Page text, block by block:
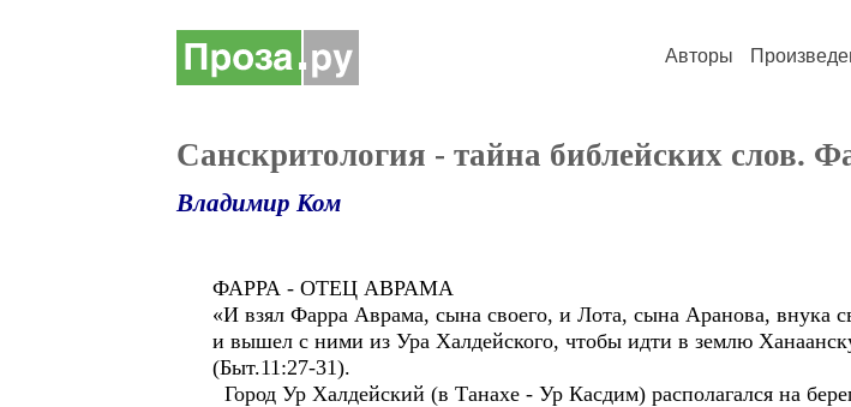
Авторы
Санскритология - тайна библейских слов.
Владимир Ком
ФАРРА - ОТЕЦ АВРАМА
«И взял Фарра Аврама, сына своего, и Лота, сына Аранова, внука
и вышел с ними из Ура Халдейского, чтобы идти в землю
(Быт.11:27-31).
Город Ур Халдейский (в Танахе - Ур Касдим) располагался на